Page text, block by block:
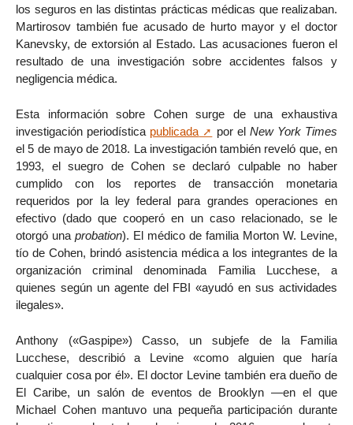
los seguros en las distintas prácticas médicas que realizaban.
Martirosov también fue acusado de hurto mayor y el doctor
Kanevsky, de extorsión al Estado. Las acusaciones fueron el
resultado de una investigación sobre accidentes falsos y
negligencia médica.
Esta información sobre Cohen surge de una exhaustiva
investigación periodística publicada por el New York Times
el 5 de mayo de 2018. La investigación también reveló que, en
1993, el suegro de Cohen se declaró culpable no haber
cumplido con los reportes de transacción monetaria
requeridos por la ley federal para grandes operaciones en
efectivo (dado que cooperó en un caso relacionado, se le
otorgó una probation). El médico de familia Morton W. Levine,
tío de Cohen, brindó asistencia médica a los integrantes de la
organización criminal denominada Familia Lucchese, a
quienes según un agente del FBI «ayudó en sus actividades
ilegales».
Anthony («Gaspipe») Casso, un subjefe de la Familia
Lucchese, describió a Levine «como alguien que haría
cualquier cosa por él». El doctor Levine también era dueño de
El Caribe, un salón de eventos de Brooklyn —en el que
Michael Cohen mantuvo una pequeña participación durante